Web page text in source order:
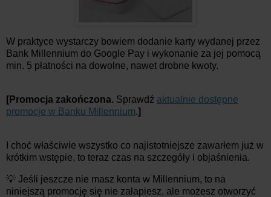
W praktyce wystarczy bowiem dodanie karty wydanej przez
Bank Millennium do Google Pay i wykonanie za jej pomocą
min. 5 płatności na dowolne, nawet drobne kwoty.
[Promocja zakończona. Sprawdź aktualnie dostępne
promocje w Banku Millennium.]
I choć właściwie wszystko co najistotniejsze zawarłem już w
krótkim wstępie, to teraz czas na szczegóły i objaśnienia.
💡 Jeśli jeszcze nie masz konta w Millennium, to na
niniejszą promocję się nie załapiesz, ale możesz otworzyć